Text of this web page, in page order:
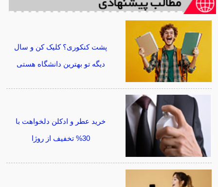
پشت کنکوری؟ کلیک کن و سال
دیگه تو بهترین دانشگاه هستی
خرید عطر و ادکلن دلخواهت با
30% تخفیف از روژا